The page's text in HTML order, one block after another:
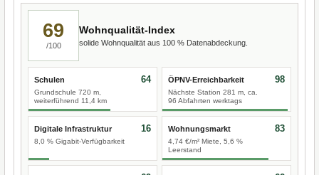
69
/100
Wohnqualität-Index
solide Wohnqualität aus 100 % Datenabdeckung.
Schulen
Grundschule 720 m,
weiterführend 11,4 km
64 ÖPNV-Erreichbarkeit
Nächste Station 281 m, ca.
96 Abfahrten werktags
98
Digitale Infrastruktur
8,0 % Gigabit-Verfügbarkeit
16 Wohnungsmarkt
4,74 €/m² Miete, 5,6 %
Leerstand
83